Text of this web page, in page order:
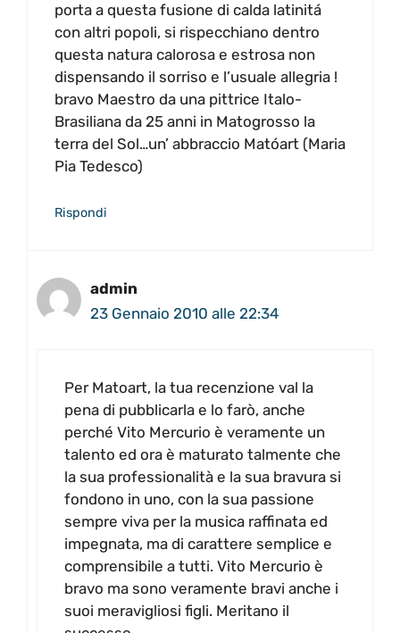
porta a questa fusione di calda latinitá
con altri popoli, si rispecchiano dentro
questa natura calorosa e estrosa non
dispensando il sorriso e l’usuale allegria !
bravo Maestro da una pittrice Italo-
Brasiliana da 25 anni in Matogrosso la
terra del Sol…un’ abbraccio Matóart (Maria
Pia Tedesco)
Rispondi
admin
23 Gennaio 2010 alle 22:34
Per Matoart, la tua recenzione val la
pena di pubblicarla e lo farò, anche
perché Vito Mercurio è veramente un
talento ed ora è maturato talmente che
la sua professionalità e la sua bravura si
fondono in uno, con la sua passione
sempre viva per la musica raffinata ed
impegnata, ma di carattere semplice e
comprensibile a tutti. Vito Mercurio è
bravo ma sono veramente bravi anche i
suoi meravigliosi figli. Meritano il